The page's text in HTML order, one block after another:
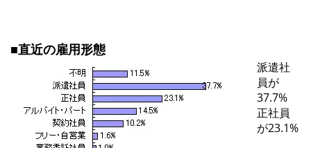
■直近の雇用形態
派遣社
員が
37.7%
正社員
が23.1%